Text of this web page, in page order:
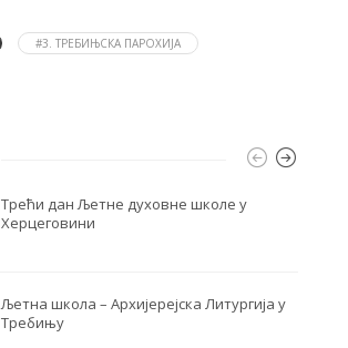
#3. ТРЕБИЊСКА ПАРОХИЈА
Трећи дан Љетне духовне школе у
Херцеговини
Љетна школа – Архијерејска Литургија у
Требињу